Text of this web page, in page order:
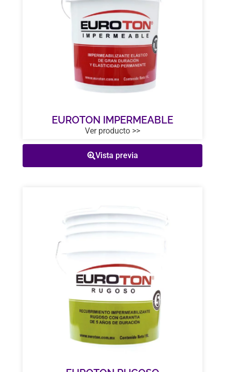
EUROTON IMPERMEABLE
Ver producto >>
Vista previa